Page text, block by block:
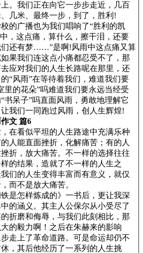
。我们正在向它一步步走近，几百
几米、最终一步，到了，胜利!
的广播也为我们唱响了“胜利的凯
，这点痛，算什么，擦干泪，还要
们还有梦……”是啊!风雨中这点痛又算
果我们连这点小痛都忍受不了，那
应对我们的人生长路呢在那里，还
“风雨”在等待着我们，难道我们要
里的花朵”吗难道我们要永远当经受
书呆子”吗直面风雨，勇敢地理解它
我们一同跑过风雨，创人生辉煌!
文 篇6
在看似平坦的人生路途中充满乐种
人能直面挫折，化解痛苦；有的人
折，放大痛苦。不一样的选择往往
的结果，造就了不一样的人生之
们的人生变得丰富而有意义，就仅
而不是放大痛苦。
是怎样炼成的》一书后，更让我深
的涵义。其主人公保尔从小受尽了
折磨和侮辱，与我们此刻相比，那
的毅力啊！之后在朱赫来的影响
走上了革命道路。可是命运却仍不
，其后他经历了一系列的人生挑